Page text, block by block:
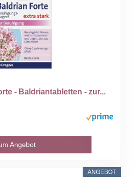
- Baldriantabletten - zur...
Angebot
ANGEBOT